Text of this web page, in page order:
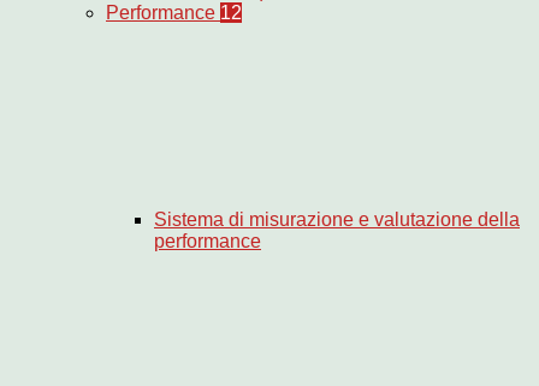
Performance 12
Sistema di misurazione e valutazione della
performance